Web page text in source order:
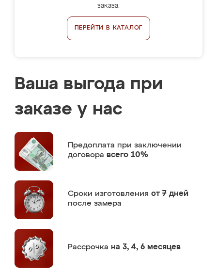
заказа.
ПЕРЕЙТИ В КАТАЛОГ
Ваша выгода при
заказе у нас
Предоплата при заключении
договора всего 10%
Сроки изготовления от 7 дней
после замера
Рассрочка на 3, 4, 6 месяцев